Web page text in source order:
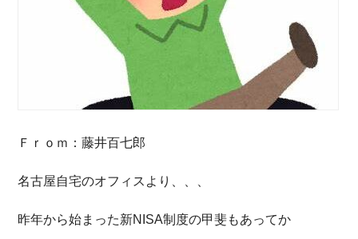
Ｆｒｏｍ：藤井百七郎
名古屋自宅のオフィスより、、、
昨年から始まった新NISA制度の甲斐もあってか